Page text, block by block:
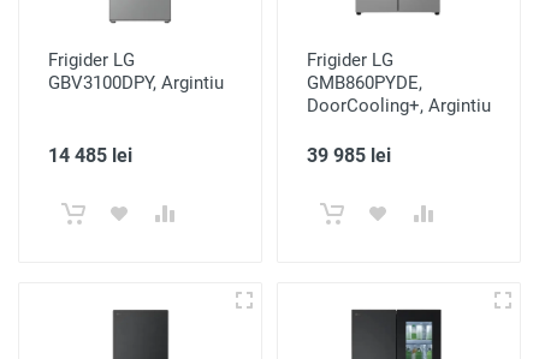
Frigider LG
GBV3100DPY, Argintiu
14 485 lei
Frigider LG
GMB860PYDE,
DoorCooling+, Argintiu
39 985 lei